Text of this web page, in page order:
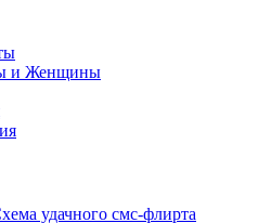
и Женщины
удачного смс-флирта